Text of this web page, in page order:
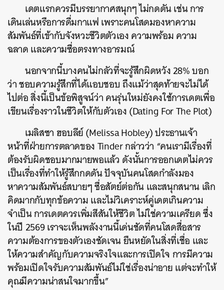
เดตแรกควรมีบรรยากาศสนุกๆ ไม่กดดัน เช่น การ
เดินเล่นหรือการดื่มกาแฟ เพราะคนโสดมองหาความ
สัมพันธ์ที่เข้ากับจังหวะชีวิตตัวเอง ความพร้อม ความ
ฉลาด และความซื่อตรงทางอารมณ์
นอกจากนี้บางคนไม่กลัวที่จะรู้สึกผิดหวัง 28% บอก
ว่า ชอบความรู้สึกที่ได้แอบชอบ ถึงแม้ว่าสุดท้ายจะไม่ได้
ไปต่อ สิ่งนี้เป็นข้อพิสูจน์ว่า คนรุ่นใหม่ยังคงใช้การเดตเพื่อ
เขียนเรื่องราวในชีวิตให้กับตัวเอง (Dating For The Plot)
เมลิสซา ฮอบลีย์ (Melissa Hobley) ประธานเจ้า
หน้าที่ฝ่ายการตลาดของ Tinder กล่าวว่า “คนเรามีเรื่องที่
ต้องรับผิดชอบมากมายพอแล้ว ดังนั้นการออกเดตไม่ควร
เป็นเรื่องที่ทำให้รู้สึกกดดัน ปัจจุบันคนโสดกำลังมอง
หาความสัมพันธ์สบายๆ ซื่อสัตย์ต่อกัน และสนุกสนาน เลิก
คิดมากกับทุกข้อความ และไม่วิเคราะห์คู่เดตเกินความ
จำเป็น การเดตควรเพิ่มสีสันให้ชีวิต ไม่ใช่ความเครียด ซึ่ง
ในปี 2569 เราจะเห็นพลังงานนี้เด่นชัดที่คนโสดสื่อสาร
ความต้องการของตัวเองชัดเจน ยืนหยัดในสิ่งที่เชื่อ และ
ให้ความสำคัญกับความจริงใจและการเปิดใจ การมีความ
พร้อมเปิดใจรับความสัมพันธ์ไม่ใช่เรื่องน่าอาย แต่จะทำให้
คุณมีความน่าสนใจมากขึ้น”